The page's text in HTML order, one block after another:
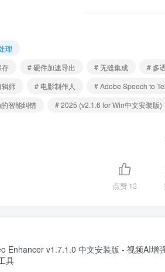
理
存
# 硬件加速导出 # 无缝集成 # 多
辑师
# 电影制作人 # Adobe Speech to
智能纠错
# 2025 (v2.1.6 for Win中文安装版)
点赞13
Enhancer v1.7.1.0 中文安装版 - 视频AI增
具